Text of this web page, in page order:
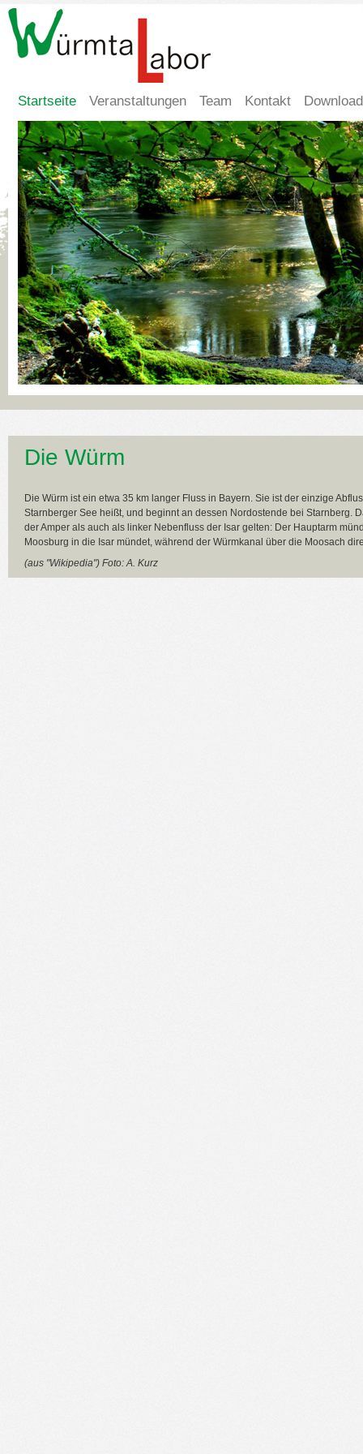
Startseite Veranstaltungen Team Kontakt
Die Würm
Die Würm ist ein etwa 35 km langer Fluss in Bayern. Sie ist der einzige
Starnberger See heißt, und beginnt an dessen Nordostende bei Starnberg.
der Amper als auch als linker Nebenfluss der Isar gelten: Der Hauptarm
Moosburg in die Isar mündet, während der Würmkanal über die Moosach
(aus "Wikipedia") Foto: A. Kurz